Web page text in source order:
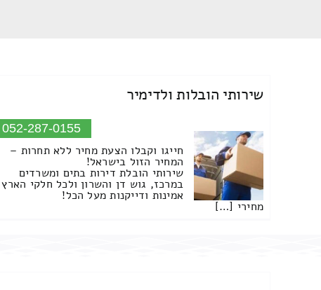
שירותי הובלות ולדימיר
052-287-0155
חייגו וקבלו הצעת מחיר ללא תחרות –
המחיר הזול בישראל!
שירותי הובלת דירות בתים ומשרדים
במרכז, גוש דן והשרון ולכל חלקי הארץ
אמינות ודייקנות מעל הכל!
מחירי […]